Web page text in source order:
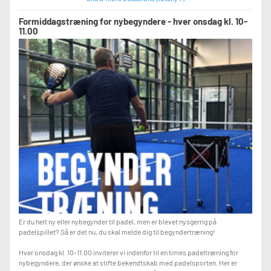
Formiddagstræning for nybegyndere - hver onsdag kl. 10-
11.00
Er du helt ny eller nybegynder til padel, men er blevet nysgerrig på
padelspillet? Så er det nu, du skal melde dig til begyndertræning!
Hver onsdag kl. 10-11.00 inviterer vi indenfor til en times padeltræning for
nybegyndere, der ønske at stifte bekendtskab med padelsporten. Her er